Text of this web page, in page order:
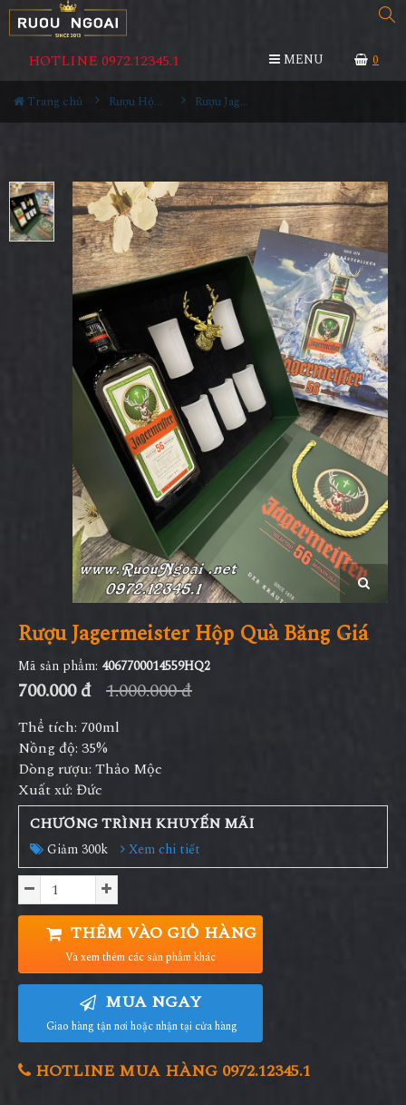
0
HOTLINE 0972.12345.1 MENU
Trang chủ Rượu Hộp Quà Rượu Jagermeister Hộp Quà Băng Giá
Rượu Jagermeister Hộp Quà Băng Giá
Mã sản phẩm: 4067700014559HQ2
700.000 đ 1.000.000 đ
Thể tích: 700ml
Nồng độ: 35%
Dòng rượu: Thảo Mộc
Xuất xứ: Đức
CHƯƠNG TRÌNH KHUYẾN MÃI
Giảm 300k Xem chi tiết
THÊM VÀO GIỎ HÀNG
Và xem thêm các sản phẩm khác
MUA NGAY
Giao hàng tận nơi hoặc nhận tại cửa hàng
HOTLINE MUA HÀNG 0972.12345.1